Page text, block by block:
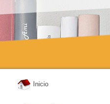
Inicio